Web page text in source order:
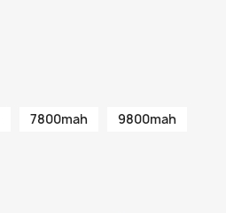
7800mah
9800mah